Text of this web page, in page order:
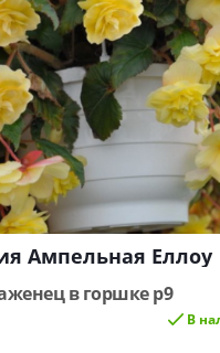
Ампельная Еллоу
в горшке р9
В